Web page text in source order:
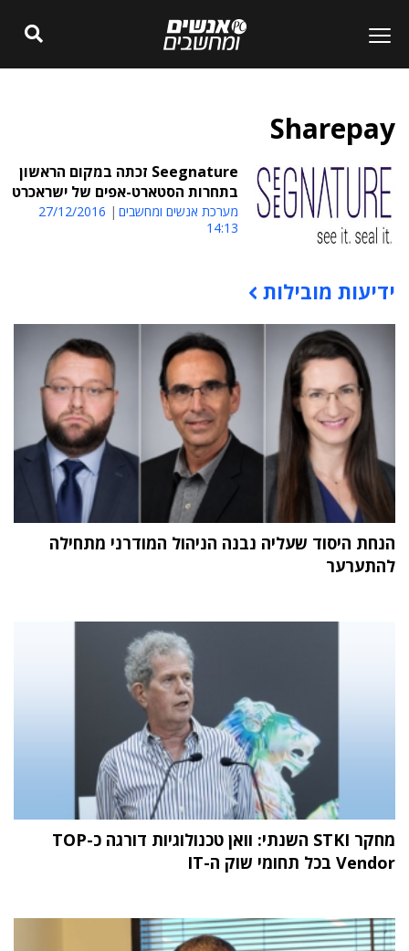
Sharepay
Seegnature זכתה במקום הראשון
בתחרות הסטארט-אפים של ישראכרט
מערכת אנשים ומחשבים
27/12/2016
14:13
תוכן פרסומי
ידיעות מובילות
הנחת היסוד שעליה נבנה הניהול המודרני מתחילה
להתערער
מחקר STKI השנתי: וואן טכנולוגיות דורגה כ-TOP
Vendor בכל תחומי שוק ה-IT